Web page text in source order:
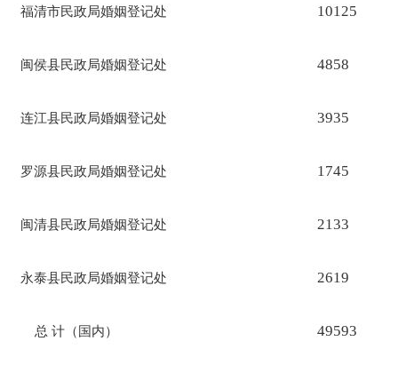
福清市民政局婚姻登记处 10125
闽侯县民政局婚姻登记处 4858
连江县民政局婚姻登记处 3935
罗源县民政局婚姻登记处 1745
闽清县民政局婚姻登记处 2133
永泰县民政局婚姻登记处 2619
总 计（国内） 49593